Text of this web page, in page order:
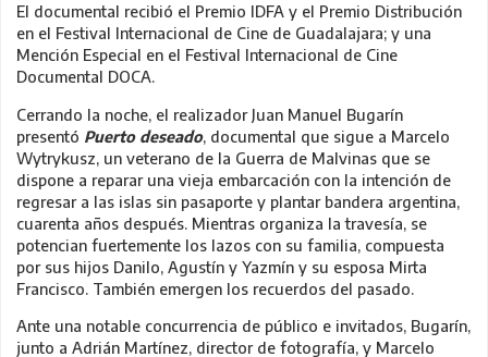
El documental recibió el Premio IDFA y el Premio Distribución
en el Festival Internacional de Cine de Guadalajara; y una
Mención Especial en el Festival Internacional de Cine
Documental DOCA.
Cerrando la noche, el realizador Juan Manuel Bugarín
presentó Puerto deseado, documental que sigue a Marcelo
Wytrykusz, un veterano de la Guerra de Malvinas que se
dispone a reparar una vieja embarcación con la intención de
regresar a las islas sin pasaporte y plantar bandera argentina,
cuarenta años después. Mientras organiza la travesía, se
potencian fuertemente los lazos con su familia, compuesta
por sus hijos Danilo, Agustín y Yazmín y su esposa Mirta
Francisco. También emergen los recuerdos del pasado.
Ante una notable concurrencia de público e invitados, Bugarín,
junto a Adrián Martínez, director de fotografía, y Marcelo